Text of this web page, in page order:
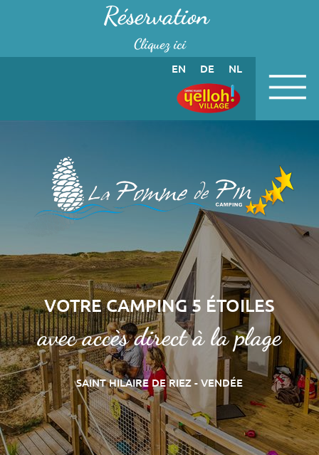
Panneau de gestion des cookiesRéservation
Cliquez ici
EN DE NL
VOTRE CAMPING 5 ÉTOILES
avec accès direct à la plage
SAINT HILAIRE DE RIEZ - VENDÉE